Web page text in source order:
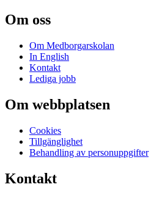
Om oss
Om Medborgarskolan
In English
Kontakt
Lediga jobb
Om webbplatsen
Cookies
Tillgänglighet
Behandling av personuppgifter
Kontakt